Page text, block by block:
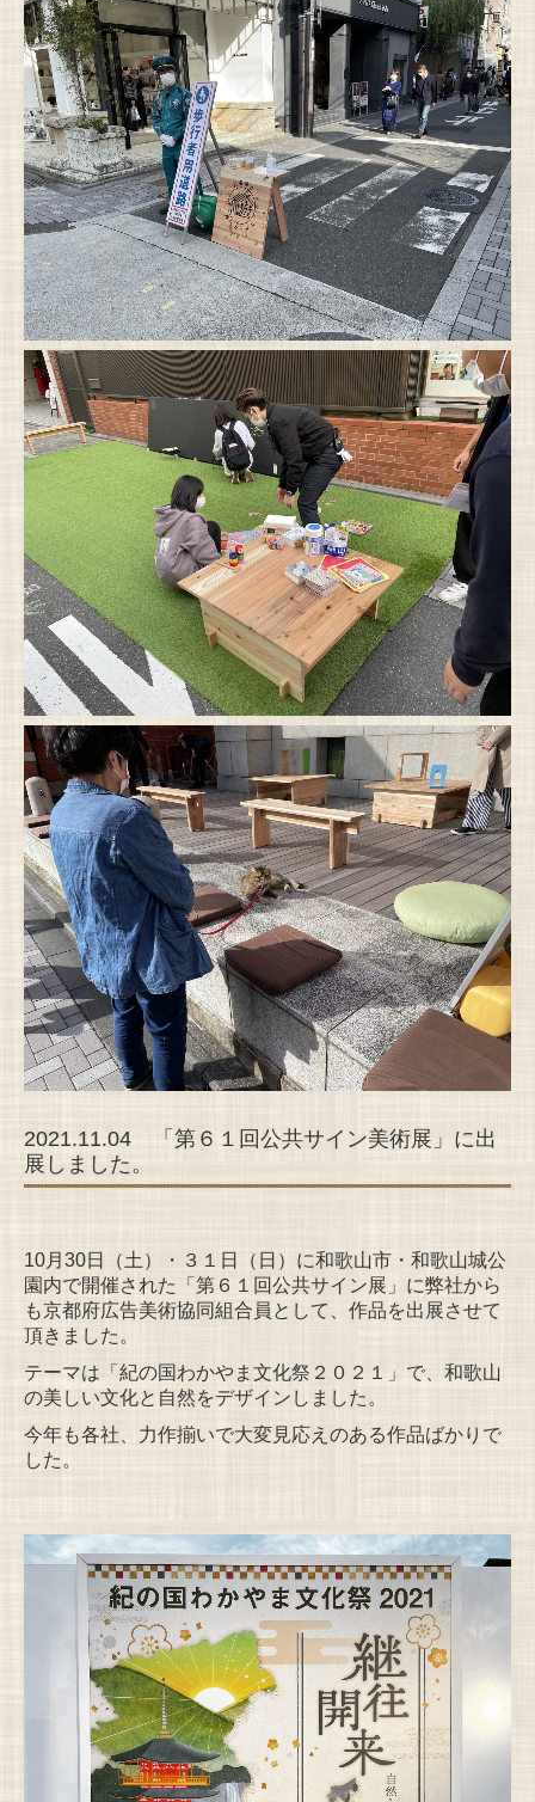
2021.11.04 「第６１回公共サイン美術展」に出
展しました。
10月30日（土）・３１日（日）に和歌山市・和歌山城公
園内で開催された「第６１回公共サイン展」に弊社から
も京都府広告美術協同組合員として、作品を出展させて
頂きました。
テーマは「紀の国わかやま文化祭２０２１」で、和歌山
の美しい文化と自然をデザインしました。
今年も各社、力作揃いで大変見応えのある作品ばかりで
した。